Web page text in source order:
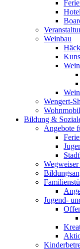
Weinbau
Wengert-
Bildung &
Angebote
Jugend-